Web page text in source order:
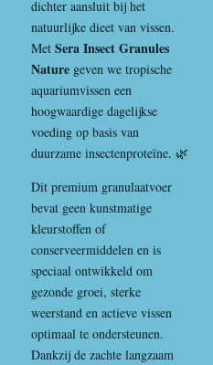
dichter aansluit bij het
natuurlijke dieet van vissen.
Met Sera Insect Granules
Nature geven we tropische
aquariumvissen een
hoogwaardige dagelijkse
voeding op basis van
duurzame insectenproteïne. 🌿
Dit premium granulaatvoer
bevat geen kunstmatige
kleurstoffen of
conserveermiddelen en is
speciaal ontwikkeld om
gezonde groei, sterke
weerstand en actieve vissen
optimaal te ondersteunen.
Dankzij de zachte langzaam